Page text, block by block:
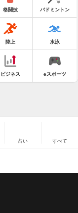
格闘技 バドミントン
陸上 水泳
ビジネス eスポーツ
占い すべて